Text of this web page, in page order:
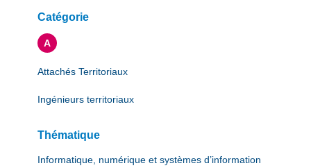
Catégorie
A
Attachés Territoriaux
Ingénieurs territoriaux
Thématique
Informatique, numérique et systèmes d’information